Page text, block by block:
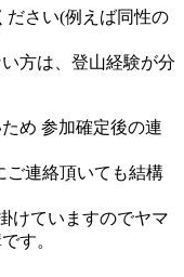
ださい(例えば同性の
方は、登山経験が分
め 参加確定後の連
連絡頂いても結構
けていますのでヤマ
す。